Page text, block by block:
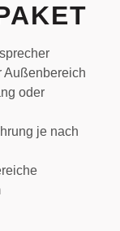
Außenbereich
oder
je nach